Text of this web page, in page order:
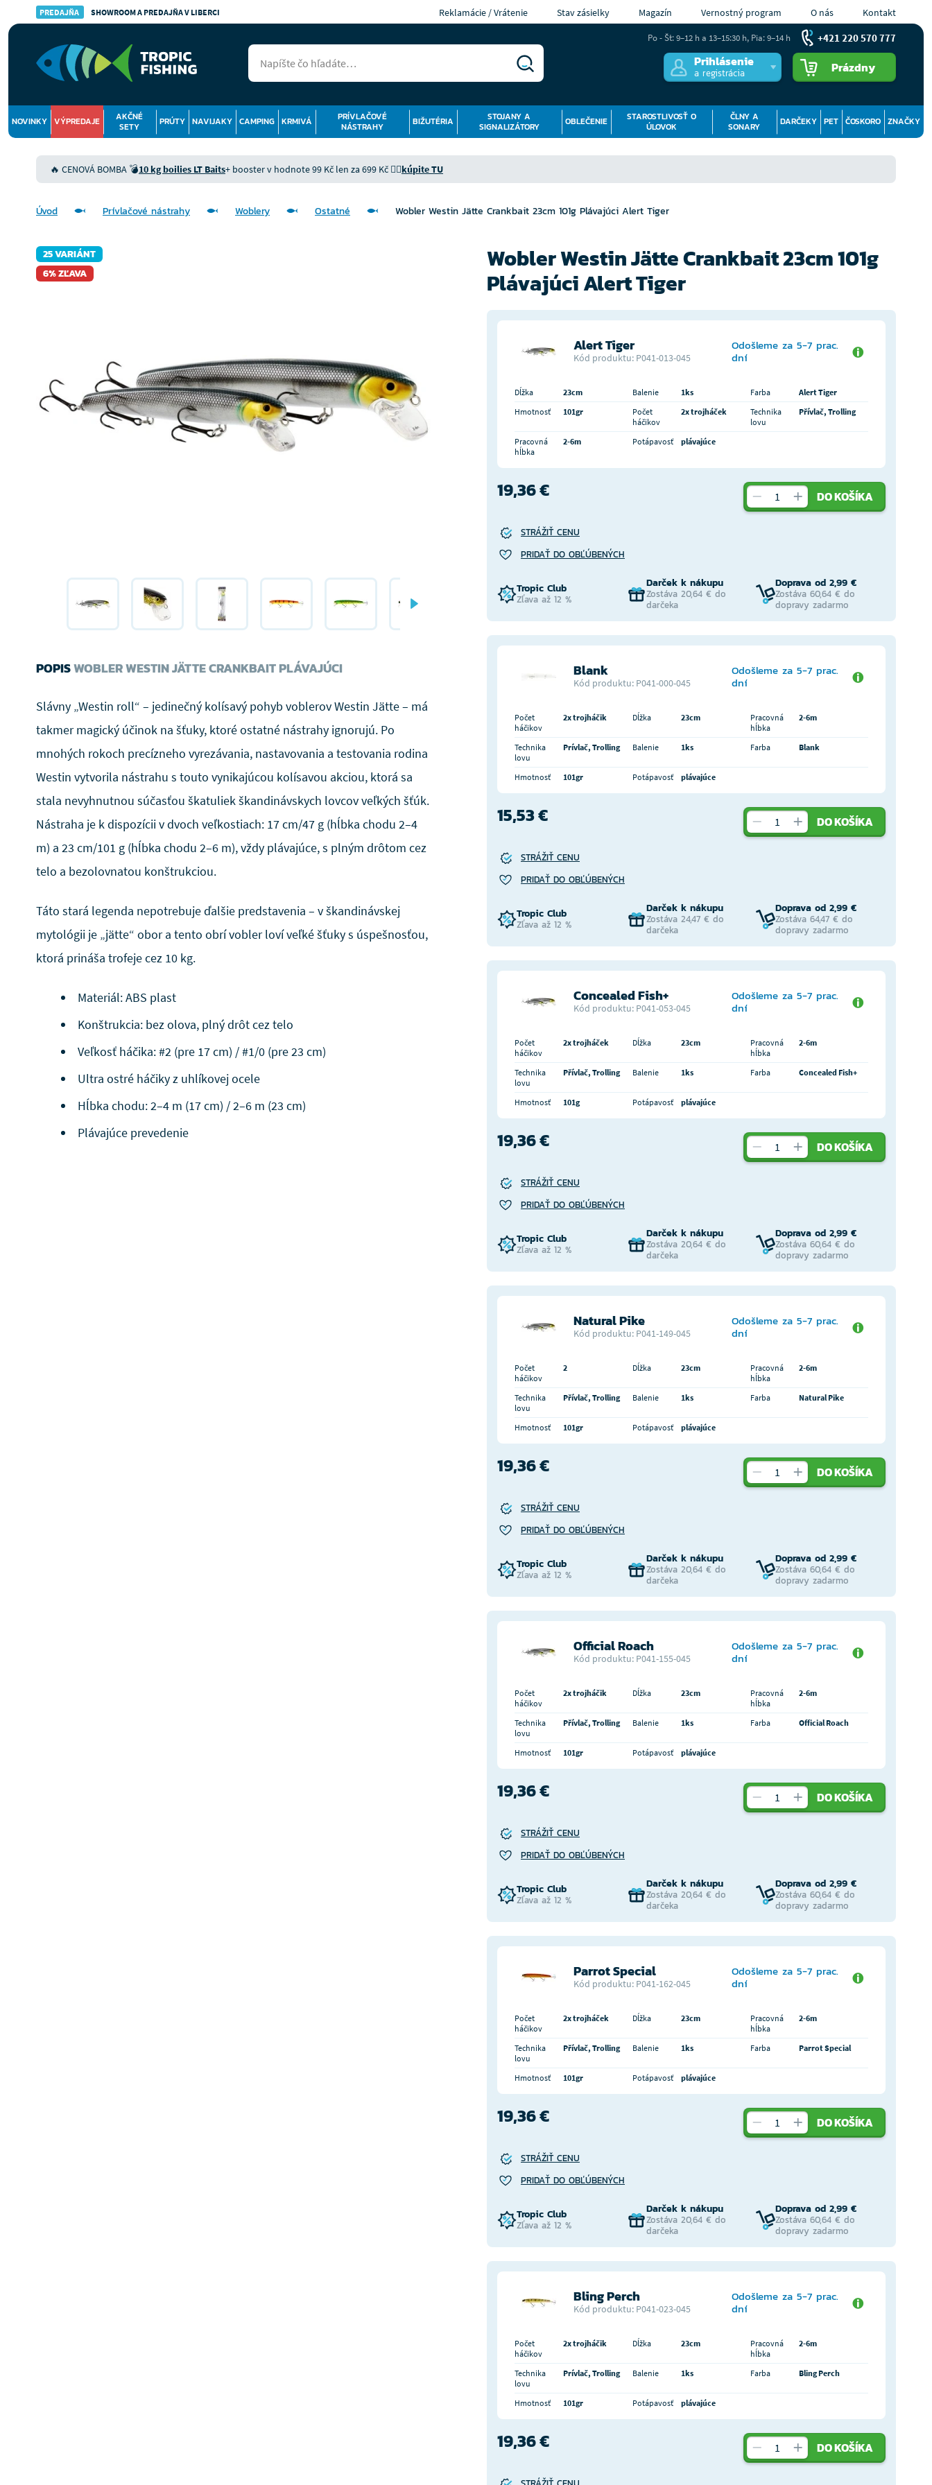
PREDAJŇA SHOWROOM A PREDAJŇA V LIBERCI Reklamácie / Vrátenie Stav zásielky Magazín Vernostný program O nás Kontakt
Prihlásenie
a registrácia Prázdny
NOVINKY VÝPREDAJE
AKČNÉ
SETY
PRÚTY NAVIJAKY CAMPING KRMIVÁ
PRÍVLAČOVÉ
NÁSTRAHY
BIŽUTÉRIA
STOJANY A
SIGNALIZÁTORY
OBLEČENIE
STAROSTLIVOSŤ O
ÚLOVOK
ČLNY A
SONARY
DARČEKY PET ČOSKORO ZNAČKY
Po - Št: 9–12 h a 13–15:30 h, Pia: 9–14 h +421 220 570 777
🔥 CENOVÁ BOMBA 💣10 kg boilies LT Baits+ booster v hodnote 99 Kč len za 699 Kč 👉🏻kúpite TU
Úvod Prívlačové nástrahy Woblery Ostatné Wobler Westin Jätte Crankbait 23cm 101g Plávajúci Alert Tiger
25 VARIÁNT
6% ZĽAVA
POPISWOBLER WESTIN JÄTTE CRANKBAIT PLÁVAJÚCI
Slávny „Westin roll“ – jedinečný kolísavý pohyb voblerov Westin Jätte – má
takmer magický účinok na šťuky, ktoré ostatné nástrahy ignorujú. Po
mnohých rokoch precízneho vyrezávania, nastavovania a testovania rodina
Westin vytvorila nástrahu s touto vynikajúcou kolísavou akciou, ktorá sa
stala nevyhnutnou súčasťou škatuliek škandinávskych lovcov veľkých šťúk.
Nástraha je k dispozícii v dvoch veľkostiach: 17 cm/47 g (hĺbka chodu 2–4
m) a 23 cm/101 g (hĺbka chodu 2–6 m), vždy plávajúce, s plným drôtom cez
telo a bezolovnatou konštrukciou.
Táto stará legenda nepotrebuje ďalšie predstavenia – v škandinávskej
mytológii je „jätte“ obor a tento obrí vobler loví veľké šťuky s úspešnosťou,
ktorá prináša trofeje cez 10 kg.
Materiál: ABS plast
Konštrukcia: bez olova, plný drôt cez telo
Veľkosť háčika: #2 (pre 17 cm) / #1/0 (pre 23 cm)
Ultra ostré háčiky z uhlíkovej ocele
Hĺbka chodu: 2–4 m (17 cm) / 2–6 m (23 cm)
Plávajúce prevedenie
Wobler Westin Jätte Crankbait 23cm 101g
Plávajúci Alert Tiger
Alert Tiger
Kód produktu: P041-013-045
Odošleme za 5-7 prac.
dní
Dĺžka 23cm Balenie 1ks Farba
Alert Tiger
Hmotnosť
101gr
Počet
háčikov
2x trojháček
Technika
lovu
Přívlač, Trolling
Pracovná
hĺbka
2-6m Potápavosť plávajúce
19,36 € DO KOŠÍKA
STRÁŽIŤ CENU
PRIDAŤ DO OBĽÚBENÝCH
Tropic Club
Zľava až 12 %
Darček k nákupu
Zostáva 20,64 € do
darčeka
Doprava od 2,99 €
Zostáva 60,64 € do
dopravy zadarmo
Blank
Kód produktu: P041-000-045
Odošleme za 5-7 prac.
dní
Počet
háčikov
2x trojháčik Dĺžka 23cm
Pracovná
hĺbka
2-6m
Technika
lovu
Prívlač, Trolling Balenie 1ks Farba Blank
Hmotnosť 101gr Potápavosť plávajúce
15,53 € DO KOŠÍKA
STRÁŽIŤ CENU
PRIDAŤ DO OBĽÚBENÝCH
Tropic Club
Zľava až 12 %
Darček k nákupu
Zostáva 24,47 € do
darčeka
Doprava od 2,99 €
Zostáva 64,47 € do
dopravy zadarmo
Concealed Fish+
Kód produktu: P041-053-045
Odošleme za 5-7 prac.
dní
Počet
háčikov
2x trojháček Dĺžka 23cm
Pracovná
hĺbka
2-6m
Technika
lovu
Přívlač, Trolling Balenie 1ks Farba Concealed Fish+
Hmotnosť 101g Potápavosť plávajúce
19,36 € DO KOŠÍKA
STRÁŽIŤ CENU
PRIDAŤ DO OBĽÚBENÝCH
Tropic Club
Zľava až 12 %
Darček k nákupu
Zostáva 20,64 € do
darčeka
Doprava od 2,99 €
Zostáva 60,64 € do
dopravy zadarmo
Natural Pike
Kód produktu: P041-149-045
Odošleme za 5-7 prac.
dní
Počet
háčikov
2 Dĺžka 23cm
Pracovná
hĺbka
2-6m
Technika
lovu
Přívlač, Trolling Balenie 1ks Farba Natural Pike
Hmotnosť 101gr Potápavosť plávajúce
19,36 € DO KOŠÍKA
STRÁŽIŤ CENU
PRIDAŤ DO OBĽÚBENÝCH
Tropic Club
Zľava až 12 %
Darček k nákupu
Zostáva 20,64 € do
darčeka
Doprava od 2,99 €
Zostáva 60,64 € do
dopravy zadarmo
Official Roach
Kód produktu: P041-155-045
Odošleme za 5-7 prac.
dní
Počet
háčikov
2x trojháčik Dĺžka 23cm
Pracovná
hĺbka
2-6m
Technika
lovu
Přívlač, Trolling Balenie 1ks Farba Official Roach
Hmotnosť 101gr Potápavosť plávajúce
19,36 € DO KOŠÍKA
STRÁŽIŤ CENU
PRIDAŤ DO OBĽÚBENÝCH
Tropic Club
Zľava až 12 %
Darček k nákupu
Zostáva 20,64 € do
darčeka
Doprava od 2,99 €
Zostáva 60,64 € do
dopravy zadarmo
Parrot Special
Kód produktu: P041-162-045
Odošleme za 5-7 prac.
dní
Počet
háčikov
2x trojháček Dĺžka 23cm
Pracovná
hĺbka
2-6m
Technika
lovu
Přívlač, Trolling Balenie 1ks Farba Parrot Special
Hmotnosť 101gr Potápavosť plávajúce
19,36 € DO KOŠÍKA
STRÁŽIŤ CENU
PRIDAŤ DO OBĽÚBENÝCH
Tropic Club
Zľava až 12 %
Darček k nákupu
Zostáva 20,64 € do
darčeka
Doprava od 2,99 €
Zostáva 60,64 € do
dopravy zadarmo
Bling Perch
Kód produktu: P041-023-045
Odošleme za 5-7 prac.
dní
Počet
háčikov
2x trojháčik Dĺžka 23cm
Pracovná
hĺbka
2-6m
Technika
lovu
Prívlač, Trolling Balenie 1ks Farba Bling Perch
Hmotnosť 101gr Potápavosť plávajúce
19,36 € DO KOŠÍKA